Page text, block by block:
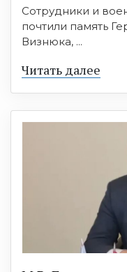
Сотрудники и
почтили память
Визнюка, ...
Читать далее